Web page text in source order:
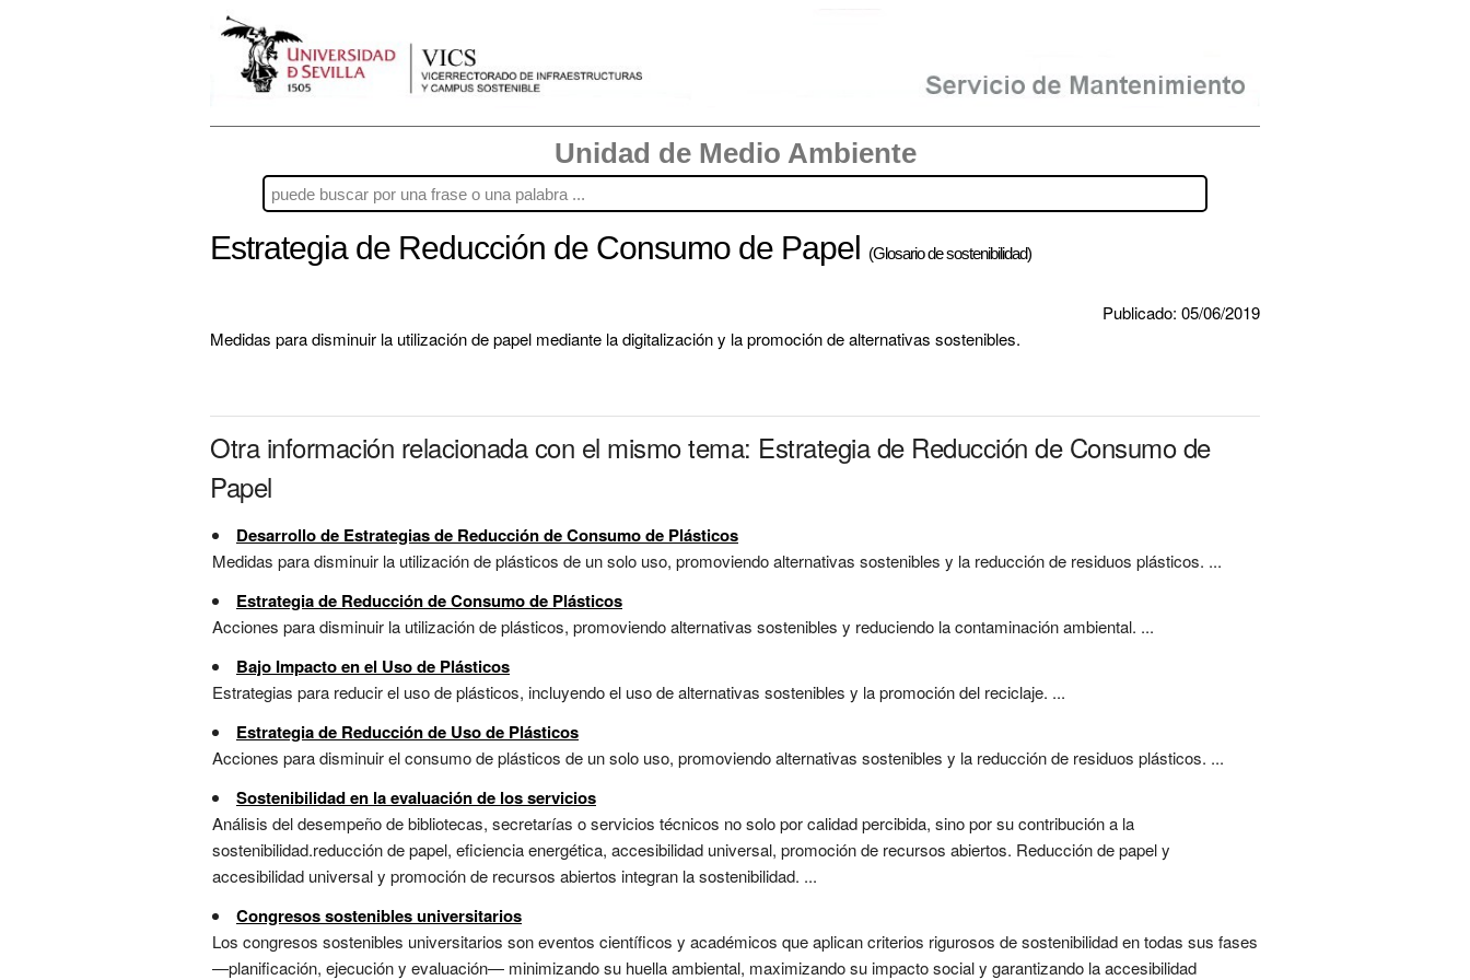
Unidad de Medio Ambiente
Estrategia de Reducción de Consumo de Papel (Glosario de sostenibilidad)
Publicado: 05/06/2019
Medidas para disminuir la utilización de papel mediante la digitalización y la promoción de alternativas sostenibles.
Otra información relacionada con el mismo tema: Estrategia de Reducción de Consumo de
Papel
Desarrollo de Estrategias de Reducción de Consumo de Plásticos
Medidas para disminuir la utilización de plásticos de un solo uso, promoviendo alternativas sostenibles y la reducción de residuos plásticos. ...
Estrategia de Reducción de Consumo de Plásticos
Acciones para disminuir la utilización de plásticos, promoviendo alternativas sostenibles y reduciendo la contaminación ambiental. ...
Bajo Impacto en el Uso de Plásticos
Estrategias para reducir el uso de plásticos, incluyendo el uso de alternativas sostenibles y la promoción del reciclaje. ...
Estrategia de Reducción de Uso de Plásticos
Acciones para disminuir el consumo de plásticos de un solo uso, promoviendo alternativas sostenibles y la reducción de residuos plásticos. ...
Sostenibilidad en la evaluación de los servicios
Análisis del desempeño de bibliotecas, secretarías o servicios técnicos no solo por calidad percibida, sino por su contribución a la
sostenibilidad.reducción de papel, eficiencia energética, accesibilidad universal, promoción de recursos abiertos. Reducción de papel y
accesibilidad universal y promoción de recursos abiertos integran la sostenibilidad. ...
Congresos sostenibles universitarios
Los congresos sostenibles universitarios son eventos científicos y académicos que aplican criterios rigurosos de sostenibilidad en todas sus fases
—planificación, ejecución y evaluación— minimizando su huella ambiental, maximizando su impacto social y garantizando la accesibilidad